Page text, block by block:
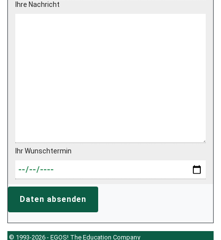
Ihre Nachricht
Ihr Wunschtermin
Daten absenden
© 1993-2026 - EGOS! The Education Company